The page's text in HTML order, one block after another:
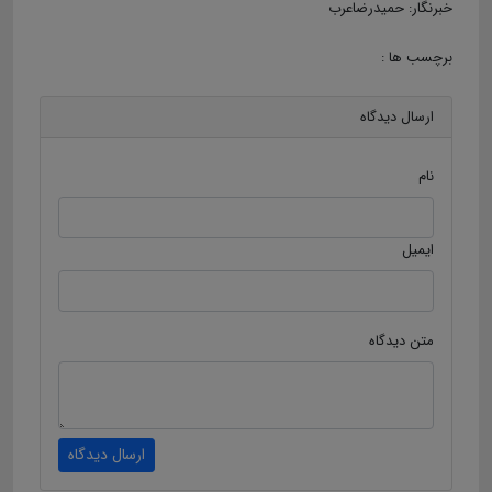
خبرنگار: حمیدرضاعرب
برچسب ها :
ارسال دیدگاه
نام
ایمیل
متن دیدگاه
ارسال دیدگاه